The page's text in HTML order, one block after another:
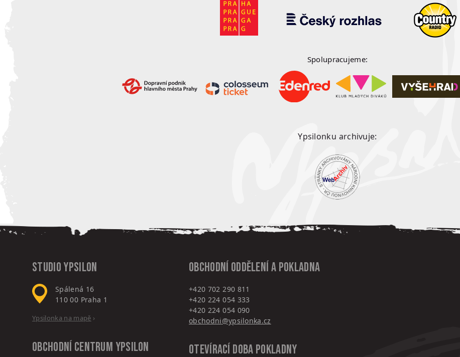
Spolupracujeme:
Ypsilonku archivuje:
Studio Ypsilon
Spálená 16
110 00 Praha 1
Ypsilonka na mapě ›
Obchodní centrum Ypsilon
Obchodní oddělení a pokladna
+420 702 290 811
+420 224 054 333
+420 224 054 090
obchodni@ypsilonka.cz
Otevírací doba pokladny